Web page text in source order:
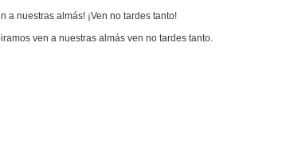
a nuestras almás! ¡Ven no tardes tanto!
ven a nuestras almás ven no tardes tanto.